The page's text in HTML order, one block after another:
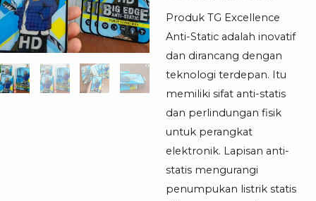
Produk TG Excellence
Anti-Static adalah inovatif
dan dirancang dengan
teknologi terdepan. Itu
memiliki sifat anti-statis
dan perlindungan fisik
untuk perangkat
elektronik. Lapisan anti-
statis mengurangi
penumpukan listrik statis